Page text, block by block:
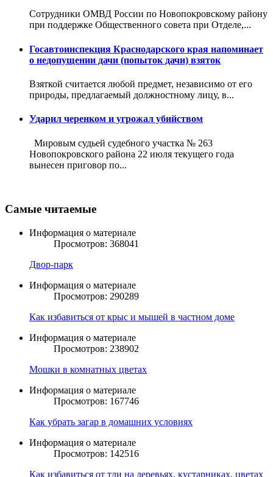
Сотрудники ОМВД России по Новопокровскому району
при поддержке Общественного совета при Отделе,...
Госавтоинспекция Краснодарского края напоминает
о недопущении дачи (попыток дачи) взяток
Взяткой считается любой предмет, независимо от его
природы, предлагаемый должностному лицу, в...
Ударил черенком и угрожал убийством
Мировым судьей судебного участка № 263
Новопокровского района 22 июля текущего года
вынесен приговор по...
Самые читаемые
Информация о материале
Просмотров: 368041
Двор-парк
Информация о материале
Просмотров: 290289
Как избавиться от крыс и мышей в частном доме
Информация о материале
Просмотров: 238902
Мошки в комнатных цветах
Информация о материале
Просмотров: 167746
Как убрать загар в домашних условиях
Информация о материале
Просмотров: 142516
Как избавиться от тли на деревьях, кустарниках, цветах